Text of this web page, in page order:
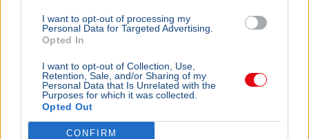
I want to opt-out of processing my
Personal Data for Targeted Advertising.
Opted In
I want to opt-out of Collection, Use,
Retention, Sale, and/or Sharing of my
Personal Data that Is Unrelated with the
Purposes for which it was collected.
Opted Out
CONFIRM
Több mint
amerikai